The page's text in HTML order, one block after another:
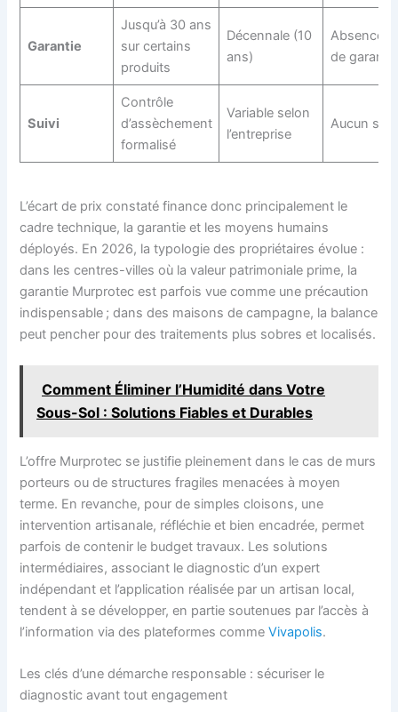
Garantie
Jusqu’à 30 ans
sur certains
produits
Décennale (10
ans)
Absence
de garantie
Suivi
Contrôle
d’assèchement
formalisé
Variable selon
l’entreprise
Aucun suivi
L’écart de prix constaté finance donc principalement le
cadre technique, la garantie et les moyens humains
déployés. En 2026, la typologie des propriétaires évolue :
dans les centres-villes où la valeur patrimoniale prime, la
garantie Murprotec est parfois vue comme une précaution
indispensable ; dans des maisons de campagne, la balance
peut pencher pour des traitements plus sobres et localisés.
Comment Éliminer l’Humidité dans Votre
Sous-Sol : Solutions Fiables et Durables
L’offre Murprotec se justifie pleinement dans le cas de murs
porteurs ou de structures fragiles menacées à moyen
terme. En revanche, pour de simples cloisons, une
intervention artisanale, réfléchie et bien encadrée, permet
parfois de contenir le budget travaux. Les solutions
intermédiaires, associant le diagnostic d’un expert
indépendant et l’application réalisée par un artisan local,
tendent à se développer, en partie soutenues par l’accès à
l’information via des plateformes commeVivapolis.
Les clés d’une démarche responsable : sécuriser le
diagnostic avant tout engagement